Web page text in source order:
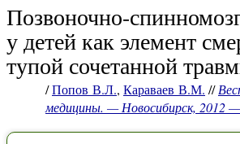
Позвоночно-
у детей как элемент
тупой сочетанной
/Попов В.Л., Караваев В.М. //
медицины. — Новосибирск, 2012